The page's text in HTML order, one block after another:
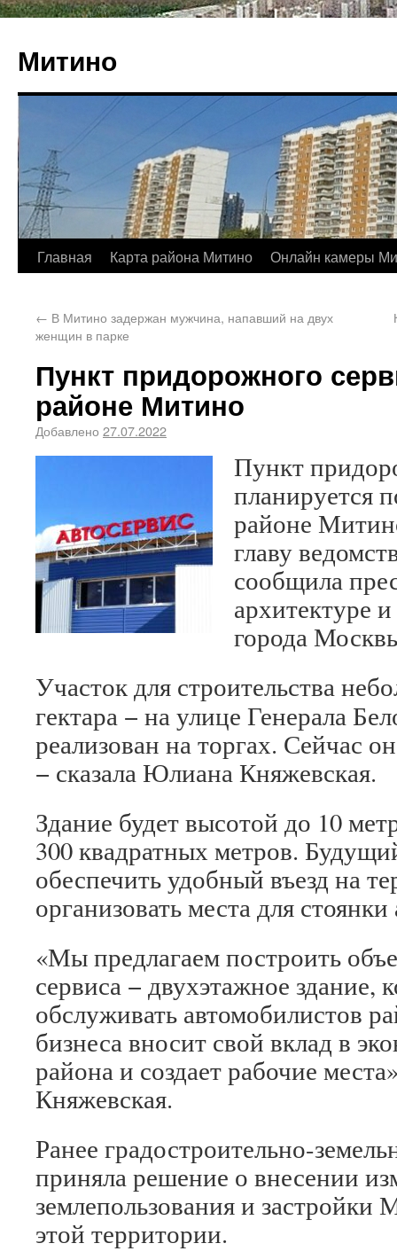
Митино
Главная Карта района Митино Онлайн камеры
← В Митино задержан мужчина, напавший на двух
женщин в парке
Пункт придорожного
районе Митино
Добавлено 27.07.2022
Пункт
планируется
районе
главу
сообщила
архитектуре
города
Участок для строительства
гектара − на улице Генерала
реализован на торгах. Сейчас
− сказала Юлиана Княжевская.
Здание будет высотой до 10
300 квадратных метров.
обеспечить удобный въезд на
организовать места для
«Мы предлагаем построить
сервиса − двухэтажное здание,
обслуживать автомобилистов
бизнеса вносит свой вклад в
района и создает рабочие
Княжевская.
Ранее градостроительно-
приняла решение о внесении
землепользования и
этой территории.